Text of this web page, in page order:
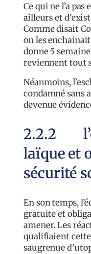
Ce qui ne l’a
ailleurs et
Comme disait
on les
donne 5
reviennent tout
Néanmoins,
condamné sans
devenue
2.2.2
laïque et
sécurité
En son temps,
gratuite et
amener. Les
qualifiaient
saugrenue